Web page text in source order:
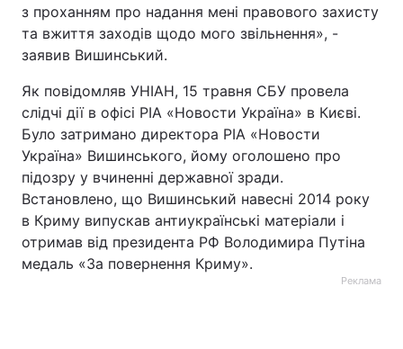
з проханням про надання мені правового захисту
та вжиття заходів щодо мого звільнення», -
заявив Вишинський.
Як повідомляв УНІАН, 15 травня СБУ провела
слідчі дії в офісі РІА «Новости Україна» в Києві.
Було затримано директора РІА «Новости
Україна» Вишинського, йому оголошено про
підозру у вчиненні державної зради.
Встановлено, що Вишинський навесні 2014 року
в Криму випускав антиукраїнські матеріали і
отримав від президента РФ Володимира Путіна
медаль «За повернення Криму».
Реклама